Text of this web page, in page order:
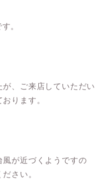
。
、ご来店していただい
ります。
風が近づくようですの
さい。